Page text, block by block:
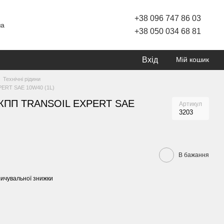
+38 096 747 86 03
+38 050 034 68 81
Вхід Мій кошик
Технічні рідини
SAE 10W40 (1L)
TRANSOIL EXPERT SAE
Артикул
3203
В бажання
знижки